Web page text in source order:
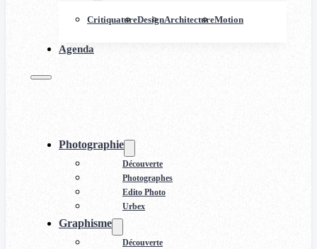
CritiquatureDesignArchitectureMotion
Agenda
Photographie
Découverte
Photographes
Edito Photo
Urbex
Graphisme
Découverte